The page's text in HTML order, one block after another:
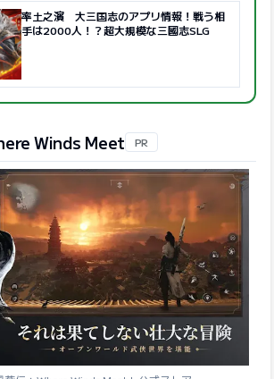
率土之濱 大三国志のアプリ情報！戦う相
手は2000人！？超大規模な三國志SLG
Winds Meet PR